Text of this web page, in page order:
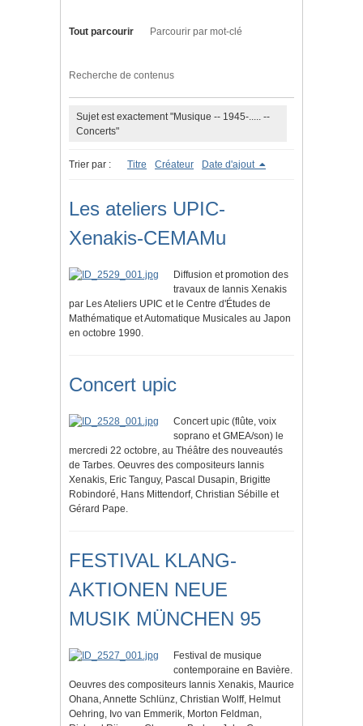
Tout parcourir Parcourir par mot-clé
Recherche de contenus
Sujet est exactement "Musique -- 1945-..... --
Concerts"
Trier par : Titre Créateur Date d'ajout
Les ateliers UPIC-
Xenakis-CEMAMu
Diffusion et promotion des
travaux de Iannis Xenakis
par Les Ateliers UPIC et le Centre d'Études de
Mathématique et Automatique Musicales au Japon
en octobre 1990.
Concert upic
Concert upic (flûte, voix
soprano et GMEA/son) le
mercredi 22 octobre, au Théâtre des nouveautés
de Tarbes. Oeuvres des compositeurs Iannis
Xenakis, Eric Tanguy, Pascal Dusapin, Brigitte
Robindoré, Hans Mittendorf, Christian Sébille et
Gérard Pape.
FESTIVAL KLANG-
AKTIONEN NEUE
MUSIK MÜNCHEN 95
Festival de musique
contemporaine en Bavière.
Oeuvres des compositeurs Iannis Xenakis, Maurice
Ohana, Annette Schlünz, Christian Wolff, Helmut
Oehring, Ivo van Emmerik, Morton Feldman,